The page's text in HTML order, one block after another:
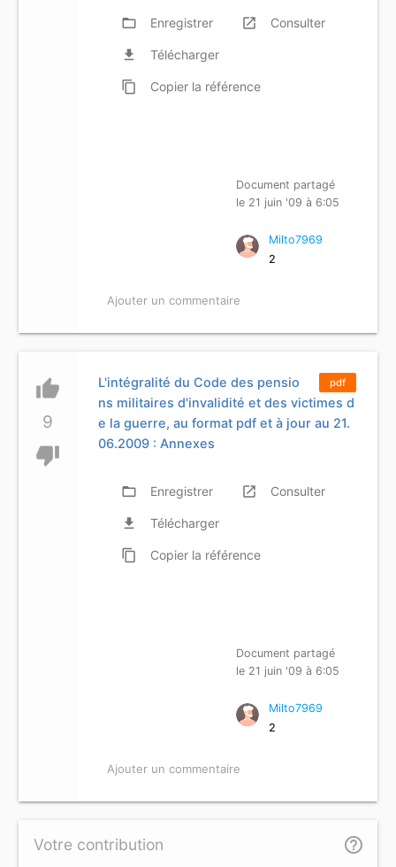
folder_open Enregistrer launch Consulter
file_download Télécharger
content_copy Copier la référence
Document partagé
le 21 juin '09 à 6:05
Milto7969
2
Ajouter un commentaire
thumb_up
9
thumb_down
pdf
L'intégralité du Code des pensio
ns militaires d'invalidité et des victimes d
e la guerre, au format pdf et à jour au 21.
06.2009 : Annexes
folder_open Enregistrer launch Consulter
file_download Télécharger
content_copy Copier la référence
Document partagé
le 21 juin '09 à 6:05
Milto7969
2
Ajouter un commentaire
Votre contribution help_outline